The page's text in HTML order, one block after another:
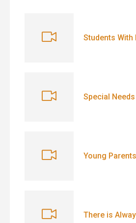
Students With
Special
Young
There is